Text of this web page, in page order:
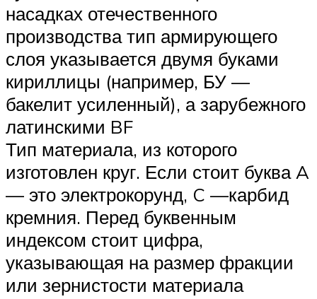
насадках отечественного
производства тип армирующего
слоя указывается двумя буками
кириллицы (например, БУ —
бакелит усиленный), а зарубежного
латинскими BF
Тип материала, из которого
изготовлен круг. Если стоит буква A
— это электрокорунд, C —карбид
кремния. Перед буквенным
индексом стоит цифра,
указывающая на размер фракции
или зернистости материала